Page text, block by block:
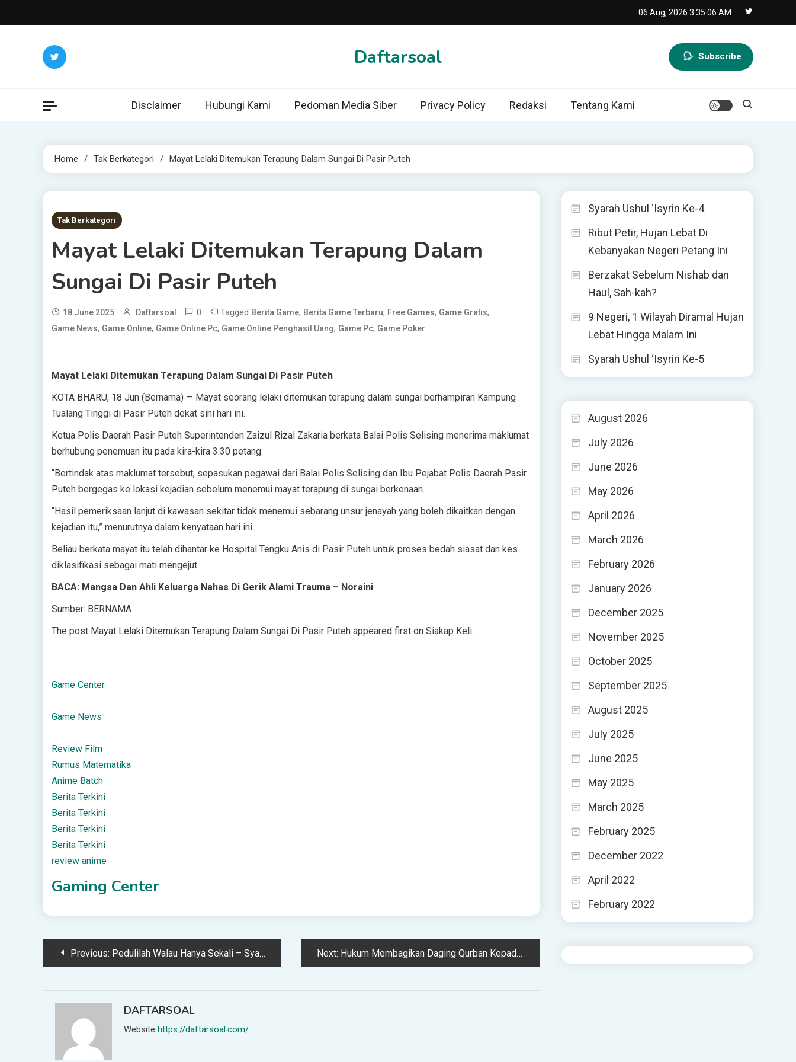
to
06 Aug, 2026 3:35:06 AM
Daftarsoal Subscribe
Disclaimer Hubungi Kami Pedoman Media Siber Privacy Policy Redaksi Tentang Kami
Home Tak Berkategori Mayat Lelaki Ditemukan Terapung Dalam Sungai Di Pasir Puteh
1 MIN READ
Tak Berkategori
Mayat Lelaki Ditemukan Terapung Dalam
Sungai Di Pasir Puteh
18 June 2025 Daftarsoal 0 Tagged Berita Game, Berita Game Terbaru, Free Games, Game Gratis,
Game News, Game Online, Game Online Pc, Game Online Penghasil Uang, Game Pc, Game Poker
Mayat Lelaki Ditemukan Terapung Dalam Sungai Di Pasir Puteh
KOTA BHARU, 18 Jun (Bernama) — Mayat seorang lelaki ditemukan terapung dalam sungai berhampiran Kampung
Tualang Tinggi di Pasir Puteh dekat sini hari ini.
Ketua Polis Daerah Pasir Puteh Superintenden Zaizul Rizal Zakaria berkata Balai Polis Selising menerima maklumat
berhubung penemuan itu pada kira-kira 3.30 petang.
“Bertindak atas maklumat tersebut, sepasukan pegawai dari Balai Polis Selising dan Ibu Pejabat Polis Daerah Pasir
Puteh bergegas ke lokasi kejadian sebelum menemui mayat terapung di sungai berkenaan.
“Hasil pemeriksaan lanjut di kawasan sekitar tidak menemui sebarang unsur jenayah yang boleh dikaitkan dengan
kejadian itu,” menurutnya dalam kenyataan hari ini.
Beliau berkata mayat itu telah dihantar ke Hospital Tengku Anis di Pasir Puteh untuk proses bedah siasat dan kes
diklasifikasi sebagai mati mengejut.
BACA: Mangsa Dan Ahli Keluarga Nahas Di Gerik Alami Trauma – Noraini
Sumber: BERNAMA
The post Mayat Lelaki Ditemukan Terapung Dalam Sungai Di Pasir Puteh appeared first on Siakap Keli.
Game Center
Game News
Review Film
Rumus Matematika
Anime Batch
Berita Terkini
Berita Terkini
Berita Terkini
Berita Terkini
review anime
Gaming Center
PostPrevious: Pedulilah Walau Hanya Sekali – Syariah Online DepokSyariah Online Depok Next: Hukum Membagikan Daging Qurban Kepada Non Muslim
DAFTARSOAL
Website https://daftarsoal.com/
Syarah Ushul ‘Isyrin Ke-4
Ribut Petir, Hujan Lebat Di
Kebanyakan Negeri Petang Ini
Berzakat Sebelum Nishab dan
Haul, Sah-kah?
9 Negeri, 1 Wilayah Diramal Hujan
Lebat Hingga Malam Ini
Syarah Ushul ‘Isyrin Ke-5
August 2026
July 2026
June 2026
May 2026
April 2026
March 2026
February 2026
January 2026
December 2025
November 2025
October 2025
September 2025
August 2025
July 2025
June 2025
May 2025
March 2025
February 2025
December 2022
April 2022
February 2022